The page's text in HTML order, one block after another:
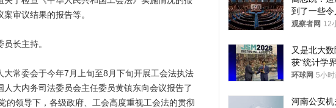
审议结果的报告等。
长主持。
常委会于今年7月上旬至8月下旬开展工会法执法
大内务司法委员会主任委员黄镇东向会议报告了
的领导下，各级政府、工会高度重视工会法的贯彻
到了一些令
息
观察者网 12
又是北大
获“统计学
环球网 5小
河南公安机